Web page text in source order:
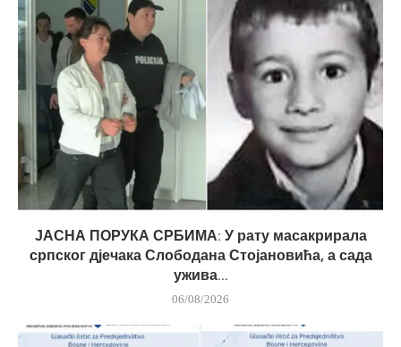
ЈАСНА ПОРУКА СРБИМА: У рату масакрирала
српског дјечака Слободана Стојановића, а сада
ужива...
06/08/2026